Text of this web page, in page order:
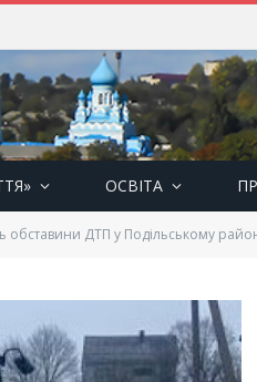
ОСВІТА
обставини ДТП у Подільському